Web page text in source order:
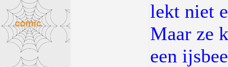
lekt niet
Maar ze
een